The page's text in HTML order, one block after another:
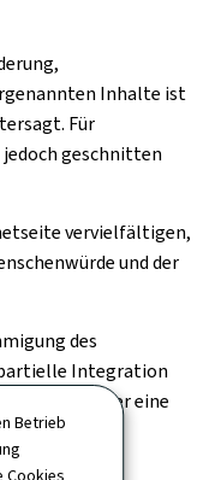
Betrieb
Cookies
Inhalte ist
Für
geschnitten
vervielfältigen,
und der
des
Integration
Portal oder eine